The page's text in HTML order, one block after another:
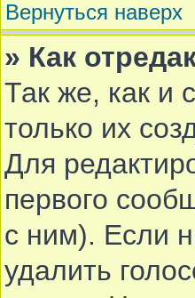
Вернуться наверх
» Как
Так же, как и
только их
Для
первого
с ним). Если
удалить